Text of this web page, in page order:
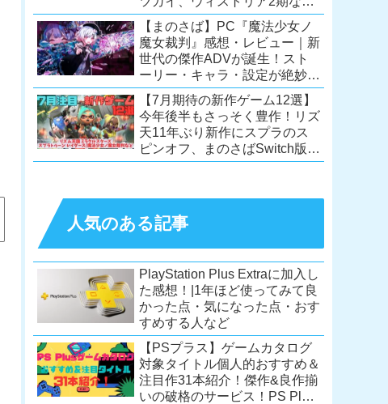
ど……レベルの高い作品が多
い！？
【まのさば】PC『魔法少女ノ
魔女裁判』感想・レビュー｜新
世代の傑作ADVが誕生！スト
ーリー・キャラ・設定が絶妙に
絡み合う、命懸けの議論ミステ
リー【PC/Switch】
【7月期待の新作ゲーム12選】
今年後半もさっそく豊作！リズ
天11年ぶり新作にスプラのス
ピンオフ、まのさばSwitch版
も！【Switch2/PS5/PC】
人気のある記事
PlayStation Plus Extraに加入し
た感想！|1年ほど使ってみて良
かった点・気になった点・おす
すめする人など
【PSプラス】ゲームカタログ
対象タイトル個人的おすすめ＆
注目作31本紹介！傑作&良作揃
いの破格のサービス！PS Plus